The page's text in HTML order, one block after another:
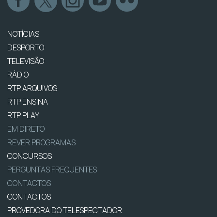
NOTÍCIAS
DESPORTO
TELEVISÃO
RÁDIO
RTP ARQUIVOS
RTP ENSINA
RTP PLAY
EM DIRETO
REVER PROGRAMAS
CONCURSOS
PERGUNTAS FREQUENTES
CONTACTOS
CONTACTOS
PROVEDORA DO TELESPECTADOR